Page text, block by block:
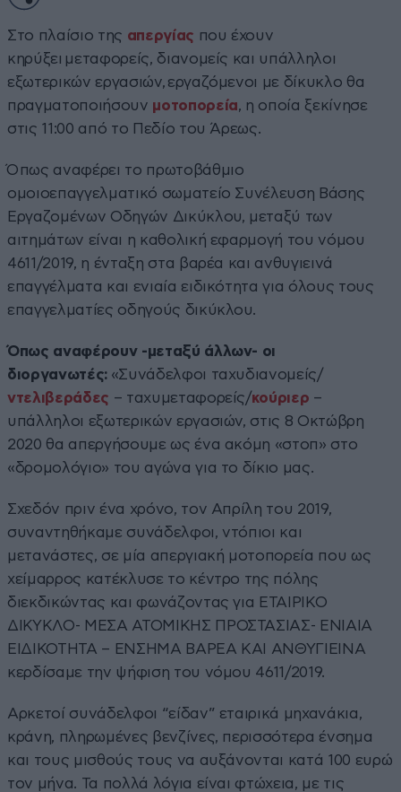
Στο πλαίσιο της απεργίας που έχουν
κηρύξει μεταφορείς, διανομείς και υπάλληλοι
εξωτερικών εργασιών, εργαζόμενοι με δίκυκλο θα
πραγματοποιήσουν μοτοπορεία, η οποία ξεκίνησε
στις 11:00 από το Πεδίο του Άρεως.
Όπως αναφέρει το πρωτοβάθμιο
ομοιοεπαγγελματικό σωματείο Συνέλευση Βάσης
Εργαζομένων Οδηγών Δικύκλου, μεταξύ των
αιτημάτων είναι η καθολική εφαρμογή του νόμου
4611/2019, η ένταξη στα βαρέα και ανθυγιεινά
επαγγέλματα και ενιαία ειδικότητα για όλους τους
επαγγελματίες οδηγούς δικύκλου.
Όπως αναφέρουν -μεταξύ άλλων- οι
διοργανωτές: «Συνάδελφοι ταχυδιανομείς/
ντελιβεράδες – ταχυμεταφορείς/κούριερ –
υπάλληλοι εξωτερικών εργασιών, στις 8 Οκτώβρη
2020 θα απεργήσουμε ως ένα ακόμη «στοπ» στο
«δρομολόγιο» του αγώνα για το δίκιο μας.
Σχεδόν πριν ένα χρόνο, τον Απρίλη του 2019,
συναντηθήκαμε συνάδελφοι, ντόπιοι και
μετανάστες, σε μία απεργιακή μοτοπορεία που ως
χείμαρρος κατέκλυσε το κέντρο της πόλης
διεκδικώντας και φωνάζοντας για ΕΤΑΙΡΙΚΟ
ΔΙΚΥΚΛΟ- ΜΕΣΑ ΑΤΟΜΙΚΗΣ ΠΡΟΣΤΑΣΙΑΣ- ΕΝΙΑΙΑ
ΕΙΔΙΚΟΤΗΤΑ – ΕΝΣΗΜΑ ΒΑΡΕΑ ΚΑΙ ΑΝΘΥΓΙΕΙΝΑ
κερδίσαμε την ψήφιση του νόμου 4611/2019.
Αρκετοί συνάδελφοι “είδαν” εταιρικά μηχανάκια,
κράνη, πληρωμένες βενζίνες, περισσότερα ένσημα
και τους μισθούς τους να αυξάνονται κατά 100 ευρώ
τον μήνα. Τα πολλά λόγια είναι φτώχεια, με τις